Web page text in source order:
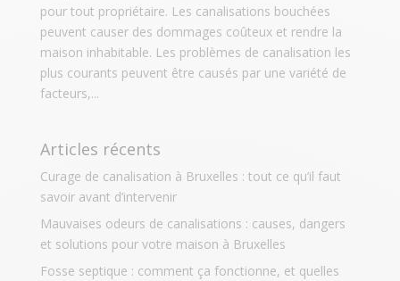
pour tout propriétaire. Les canalisations bouchées
peuvent causer des dommages coûteux et rendre la
maison inhabitable. Les problèmes de canalisation les
plus courants peuvent être causés par une variété de
facteurs,...
Articles récents
Curage de canalisation à Bruxelles : tout ce qu’il faut
savoir avant d’intervenir
Mauvaises odeurs de canalisations : causes, dangers
et solutions pour votre maison à Bruxelles
Fosse septique : comment ça fonctionne, et quelles